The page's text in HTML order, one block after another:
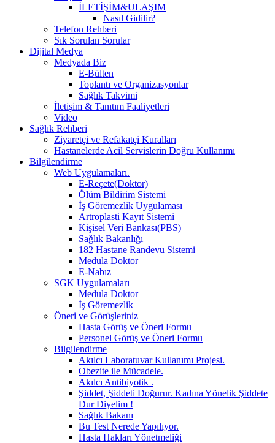
İLETİŞİM&ULAŞIM
Nasıl Gidilir?
Telefon Rehberi
Sık Sorulan Sorular
Dijital Medya
Medyada Biz
E-Bülten
Toplantı ve Organizasyonlar
Sağlık Takvimi
İletişim & Tanıtım Faaliyetleri
Video
Sağlık Rehberi
Ziyaretçi ve Refakatçi Kuralları
Hastanelerde Acil Servislerin Doğru Kullanımı
Bilgilendirme
Web Uygulamaları.
E-Reçete(Doktor)
Ölüm Bildirim Sistemi
İş Göremezlik Uygulaması
Artroplasti Kayıt Sistemi
Kişisel Veri Bankası(PBS)
Sağlık Bakanlığı
182 Hastane Randevu Sistemi
Medula Doktor
E-Nabız
SGK Uygulamaları
Medula Doktor
İş Göremezlik
Öneri ve Görüşleriniz
Hasta Görüş ve Öneri Formu
Personel Görüş ve Öneri Formu
Bilgilendirme
Akılcı Laboratuvar Kullanımı Projesi.
Obezite ile Mücadele.
Akılcı Antibiyotik .
Şiddet, Şiddeti Doğurur. Kadına Yönelik Şiddete
Dur Diyelim !
Sağlık Bakanı
Bu Test Nerede Yapılıyor.
Hasta Hakları Yönetmeliği